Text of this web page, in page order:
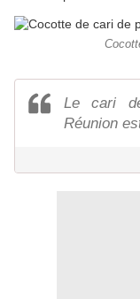
Le cari
Réunion